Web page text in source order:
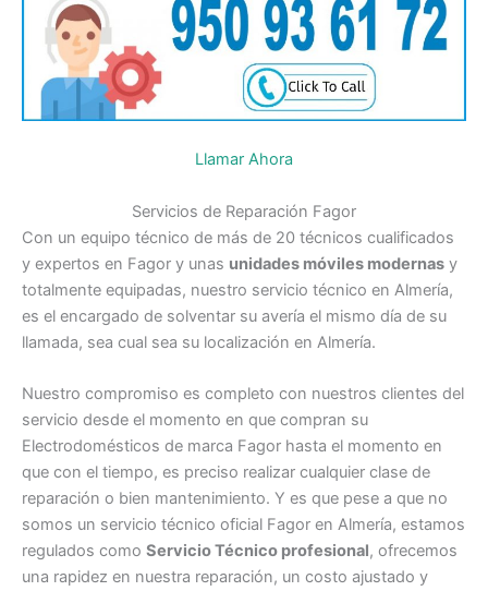
Llamar Ahora
Servicios de Reparación Fagor
Con un equipo técnico de más de 20 técnicos cualificados
y expertos en Fagor y unas unidades móviles modernas y
totalmente equipadas, nuestro servicio técnico en Almería,
es el encargado de solventar su avería el mismo día de su
llamada, sea cual sea su localización en Almería.
Nuestro compromiso es completo con nuestros clientes del
servicio desde el momento en que compran su
Electrodomésticos de marca Fagor hasta el momento en
que con el tiempo, es preciso realizar cualquier clase de
reparación o bien mantenimiento. Y es que pese a que no
somos un servicio técnico oficial Fagor en Almería, estamos
regulados como Servicio Técnico profesional, ofrecemos
una rapidez en nuestra reparación, un costo ajustado y